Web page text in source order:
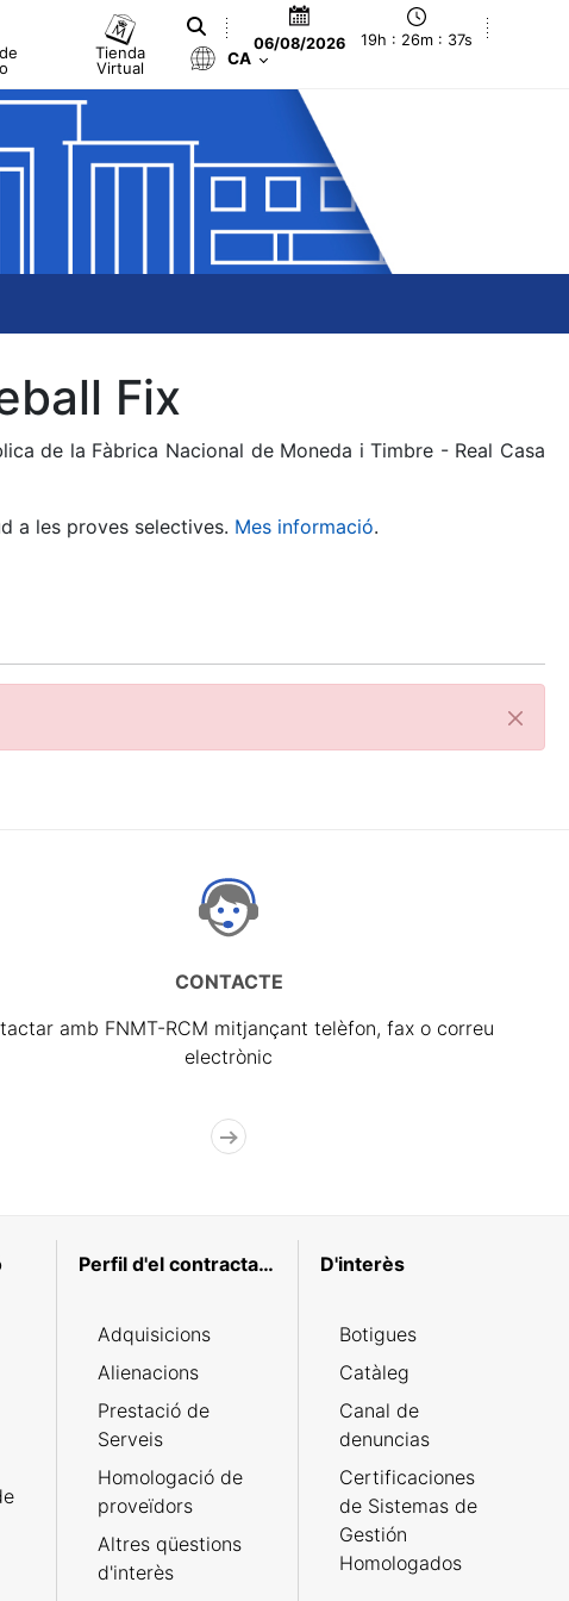
Tienda
Virtual
06/08/2026 19h : 26m : 37s
CA
Fix
de la Fàbrica Nacional de Moneda i Timbre - Real Casa
a les proves selectives. Mes informació.
Tanca
CONTACTE
amb FNMT-RCM mitjançant telèfon, fax o correu
electrònic
Perfil d'el contractant
Adquisicions
Alienacions
Prestació de
Serveis
Homologació de
proveïdors
Altres qüestions
d'interès
D'interès
Botigues
Catàleg
Canal de
denuncias
Certificaciones
de Sistemas de
Gestión
Homologados